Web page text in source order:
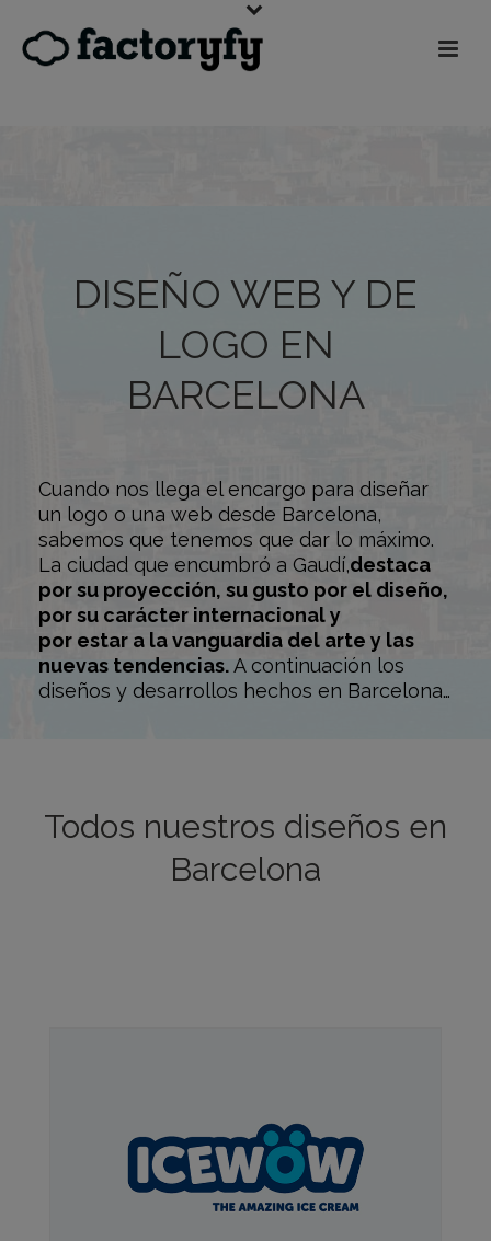
DISEÑO WEB Y DE
LOGO EN
BARCELONA
Cuando nos llega el encargo para diseñar
un logo o una web desde Barcelona,
sabemos que tenemos que dar lo máximo.
La ciudad que encumbró a Gaudí,destaca
por su proyección, su gusto por el diseño,
por su carácter internacional y
por estar a la vanguardia del arte y las
nuevas tendencias.A continuación los
diseños y desarrollos hechos en Barcelona…
Todos nuestros diseños en
Barcelona